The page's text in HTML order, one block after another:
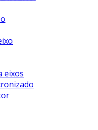
eixos